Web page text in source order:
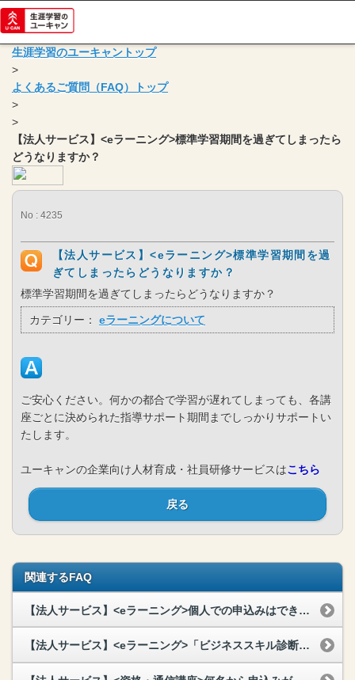
生涯学習のユーキャントップ
>
よくあるご質問（FAQ）トップ
>
>
【法人サービス】<eラーニング>標準学習期間を過ぎてしまったら
どうなりますか？
No : 4235
【法人サービス】<eラーニング>標準学習期間を過
ぎてしまったらどうなりますか？
標準学習期間を過ぎてしまったらどうなりますか？
カテゴリー： eラーニングについて
ご安心ください。何かの都合で学習が遅れてしまっても、各講
座ごとに決められた指導サポート期間までしっかりサポートい
たします。
ユーキャンの企業向け人材育成・社員研修サービスはこちら
戻る
関連するFAQ
【法人サービス】<eラーニング>個人での申込みはできますか？
【法人サービス】<eラーニング>「ビジネススキル診断」の動作環境を教えてください。